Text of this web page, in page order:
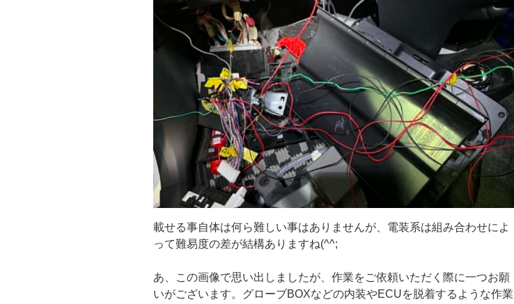
載せる事自体は何ら難しい事はありませんが、電装系は組み合わせによ
って難易度の差が結構ありますね(^^;
あ、この画像で思い出しましたが、作業をご依頼いただく際に一つお願
いがございます。グローブBOXなどの内装やECUを脱着するような作業